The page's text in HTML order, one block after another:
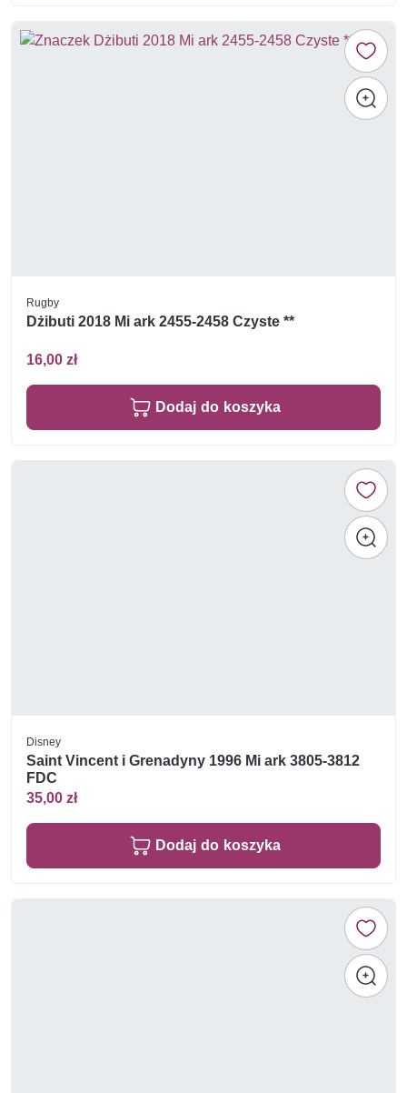
Rugby
Dżibuti 2018 Mi ark 2455-2458 Czyste **
16,00 zł
Dodaj do koszyka
Disney
Saint Vincent i Grenadyny 1996 Mi ark 3805-3812
FDC
35,00 zł
Dodaj do koszyka